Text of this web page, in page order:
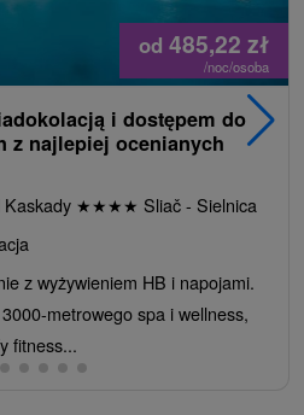
od 485,22 zł
/noc/osoba
i dostępem do
z najlepiej ocenianych
★★★★ Sliač - Sielnica
z wyżywieniem HB i napojami.
metrowego spa i wellness,
fitness...